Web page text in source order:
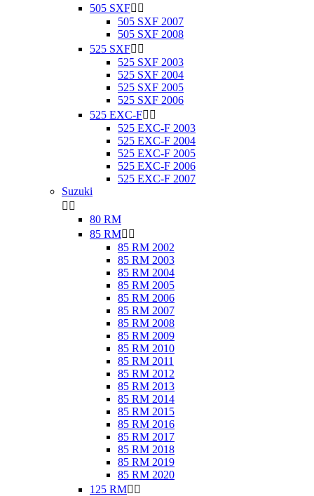
505 SXF 
505 SXF 2007
505 SXF 2008
525 SXF 
525 SXF 2003
525 SXF 2004
525 SXF 2005
525 SXF 2006
525 EXC-F 
525 EXC-F 2003
525 EXC-F 2004
525 EXC-F 2005
525 EXC-F 2006
525 EXC-F 2007
Suzuki
 
80 RM
85 RM 
85 RM 2002
85 RM 2003
85 RM 2004
85 RM 2005
85 RM 2006
85 RM 2007
85 RM 2008
85 RM 2009
85 RM 2010
85 RM 2011
85 RM 2012
85 RM 2013
85 RM 2014
85 RM 2015
85 RM 2016
85 RM 2017
85 RM 2018
85 RM 2019
85 RM 2020
125 RM 